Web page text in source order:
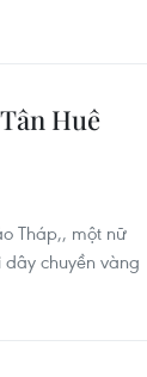
Huê
Tháp,, một nữ
chuyền vàng